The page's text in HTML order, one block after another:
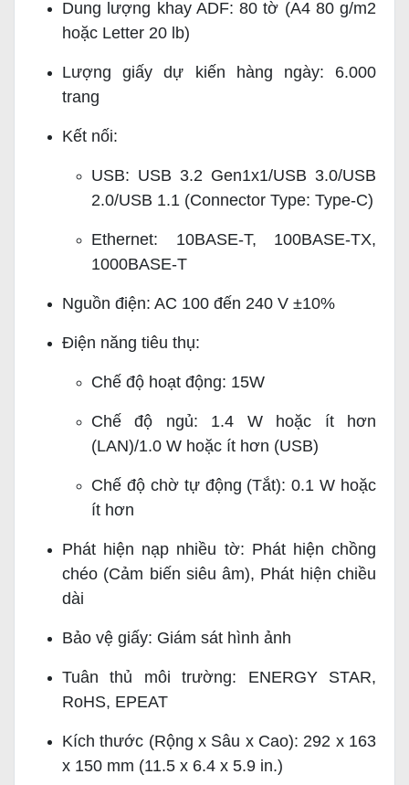
Dung lượng khay ADF: 80 tờ (A4 80 g/m2
hoặc Letter 20 lb)
Lượng giấy dự kiến hàng ngày: 6.000
trang
Kết nối:
USB: USB 3.2 Gen1x1/USB 3.0/USB
2.0/USB 1.1 (Connector Type: Type-C)
Ethernet: 10BASE-T, 100BASE-TX,
1000BASE-T
Nguồn điện: AC 100 đến 240 V ±10%
Điện năng tiêu thụ:
Chế độ hoạt động: 15W
Chế độ ngủ: 1.4 W hoặc ít hơn
(LAN)/1.0 W hoặc ít hơn (USB)
Chế độ chờ tự động (Tắt): 0.1 W hoặc
ít hơn
Phát hiện nạp nhiều tờ: Phát hiện chồng
chéo (Cảm biến siêu âm), Phát hiện chiều
dài
Bảo vệ giấy: Giám sát hình ảnh
Tuân thủ môi trường: ENERGY STAR,
RoHS, EPEAT
Kích thước (Rộng x Sâu x Cao): 292 x 163
x 150 mm (11.5 x 6.4 x 5.9 in.)